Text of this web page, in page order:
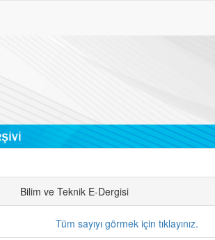
Bilim ve Teknik E-Dergisi
Tüm sayıyı görmek için tıklayınız.